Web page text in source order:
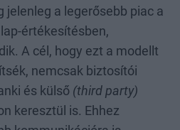
jelenleg a legerősebb piac a
értékesítésben,
A cél, hogy ezt a modellt
nemcsak biztosítói
és külső (third party)
keresztül is. Ehhez